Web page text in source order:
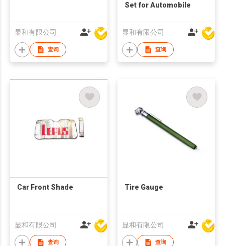
显和有限公司
查询
Set for Automobile
显和有限公司
查询
Car Front Shade
显和有限公司
查询
Tire Gauge
显和有限公司
查询